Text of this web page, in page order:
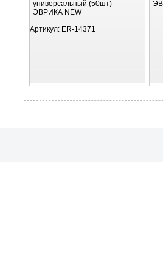
универсальный (50шт)
ЭВРИКА NEW
Артикул: ER-14371